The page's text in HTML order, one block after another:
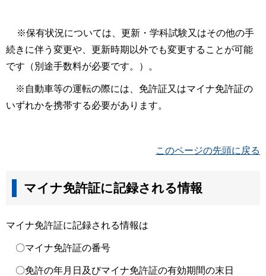
※保有状況については、更新・学科試験又はその他の手
続きに伴う変更や、更新時期以外でも変更することが可能
です（別途手数料が必要です。）。
※自動車等の運転の際には、免許証又はマイナ免許証の
いずれかを携帯する必要があります。
このページの先頭に戻る
マイナ免許証に記録される情報
マイナ免許証に記録される情報は
〇マイナ免許証の番号
〇免許の年月日及びマイナ免許証の有効期間の末日